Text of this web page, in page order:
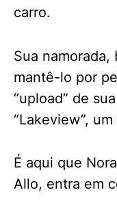
carro.
Sua namorada,
mantê-lo por
“upload” de
“Lakeview”,
É aqui que
Allo, entra em